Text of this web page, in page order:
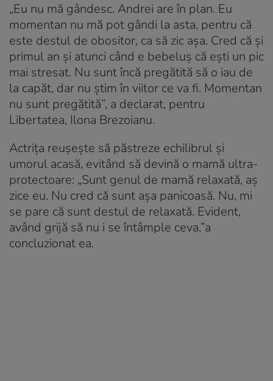
„Eu nu mă gândesc. Andrei are în plan. Eu
momentan nu mă pot gândi la asta, pentru că
este destul de obositor, ca să zic așa. Cred că și
primul an și atunci când e bebeluș că ești un pic
mai stresat. Nu sunt încă pregătită să o iau de
la capăt, dar nu știm în viitor ce va fi. Momentan
nu sunt pregătită”, a declarat, pentru
Libertatea, Ilona Brezoianu.
Actrița reușește să păstreze echilibrul și
umorul acasă, evitând să devină o mamă ultra-
protectoare: „Sunt genul de mamă relaxată, aș
zice eu. Nu cred că sunt așa panicoasă. Nu, mi
se pare că sunt destul de relaxată. Evident,
având grijă să nu i se întâmple ceva,”a
concluzionat ea.